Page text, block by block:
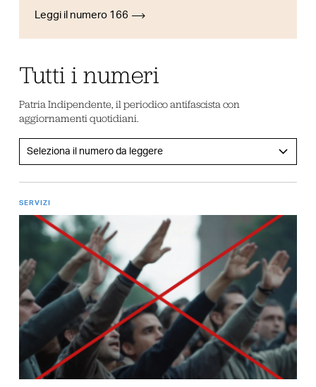
Leggi il numero 166
Tutti i numeri
Patria Indipendente, il periodico antifascista con
aggiornamenti quotidiani.
SERVIZI